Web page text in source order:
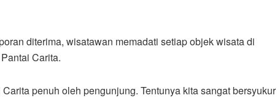
diterima, wisatawan memadati setiap objek wisata di
Carita.
penuh oleh pengunjung. Tentunya kita sangat bersyukur